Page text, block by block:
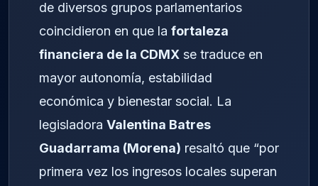
de diversos grupos parlamentarios
coincidieron en que la fortaleza
financiera de la CDMX se traduce en
mayor autonomía, estabilidad
económica y bienestar social. La
legisladora Valentina Batres
Guadarrama (Morena) resaltó que “por
primera vez los ingresos locales superan